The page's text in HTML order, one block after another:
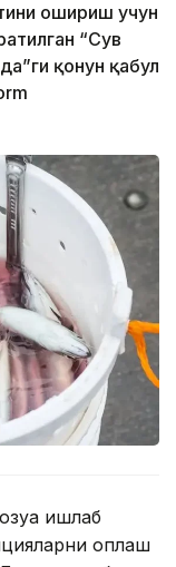
ошириш учун
“Сув
қонун қабул
ишлаб
қоплаш